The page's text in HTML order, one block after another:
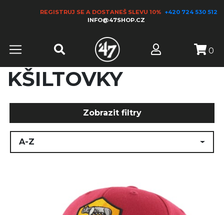
REGISTRUJ SE A DOSTANEŠ SLEVU 10% +420 724 530 512
INFO@47SHOP.CZ
0
KŠILTOVKY
Zobrazit filtry
A-Z